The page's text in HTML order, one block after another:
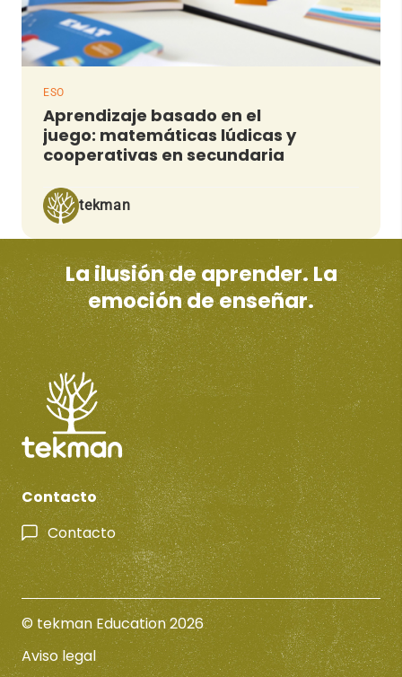
ESO
Aprendizaje basado en el
juego: matemáticas lúdicas y
cooperativas en secundaria
tekman
La ilusión de aprender. La
emoción de enseñar.
Contacto
Contacto
© tekman Education 2026
Aviso legal